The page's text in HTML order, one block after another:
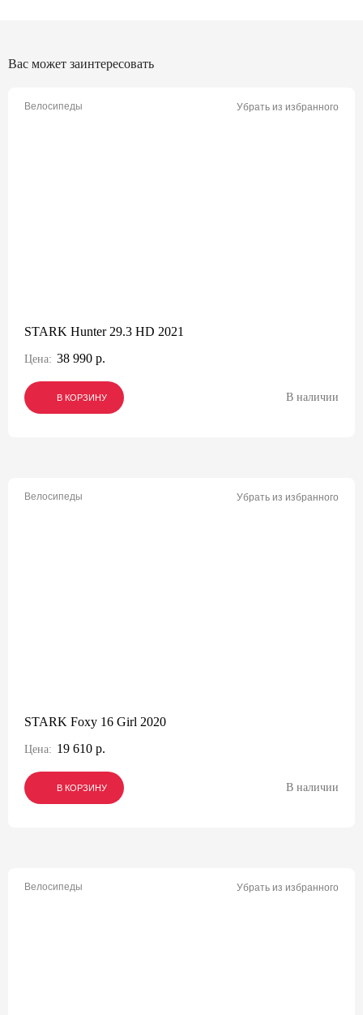
Вас может заинтересовать
Велосипеды Убрать из избранного
STARK Hunter 29.3 HD 2021
Цена: 38 990 р.
В КОРЗИНУ
В КОРЗИНУ
В КОРЗИНУ В наличии
Велосипеды Убрать из избранного
STARK Foxy 16 Girl 2020
Цена: 19 610 р.
В КОРЗИНУ
В КОРЗИНУ
В КОРЗИНУ В наличии
Велосипеды Убрать из избранного